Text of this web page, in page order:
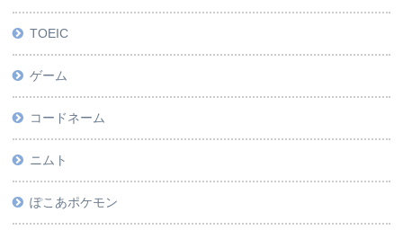
TOEIC
ゲーム
コードネーム
ニムト
ぽこあポケモン